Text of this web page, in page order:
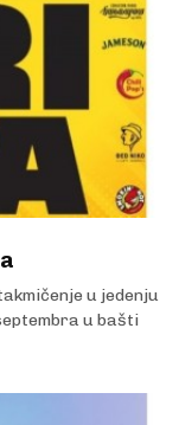
u jedenju
u bašti